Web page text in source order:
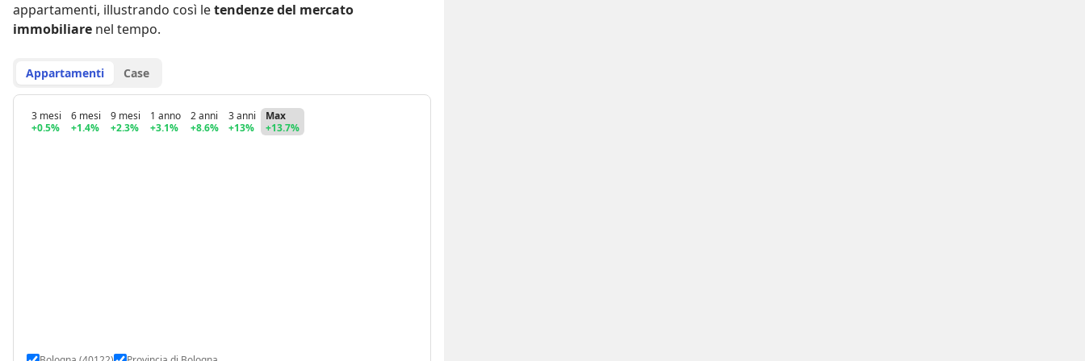
appartamenti, illustrando così letendenze del mercato
immobiliare nel tempo.
Appartamenti Case
3 mesi
+0.5%
6 mesi
+1.4%
9 mesi
+2.3%
1 anno
+3.1%
2 anni
+8.6%
3 anni
+13%
Max
+13.7%